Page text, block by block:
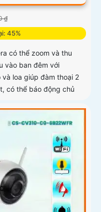
₫
45%
có thể zoom và thu
vào ban đêm với
loa giúp đàm thoại 2
có thể báo động chủ